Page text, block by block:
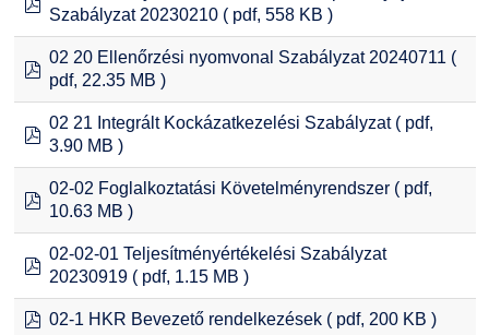
Szabályzat 20230210 ( pdf, 558 KB )
pdf
02 20 Ellenőrzési nyomvonal Szabályzat 20240711 (
pdf, 22.35 MB )
pdf
02 21 Integrált Kockázatkezelési Szabályzat ( pdf,
3.90 MB )
pdf
02-02 Foglalkoztatási Követelményrendszer ( pdf,
10.63 MB )
pdf
02-02-01 Teljesítményértékelési Szabályzat
20230919 ( pdf, 1.15 MB )
pdf
02-1 HKR Bevezető rendelkezések ( pdf, 200 KB )